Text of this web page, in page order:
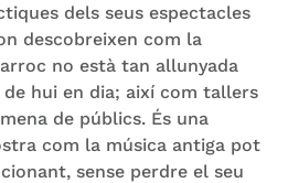
dels seus espectacles
descobreixen com la
no està tan allunyada
hui en dia; així com tallers
de públics. És una
com la música antiga pot
sense perdre el seu